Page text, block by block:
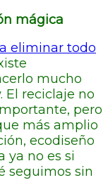
mágica
eliminar todo
mucho
El reciclaje no
pero
más amplio
ecodiseño
ya no es si
seguimos sin